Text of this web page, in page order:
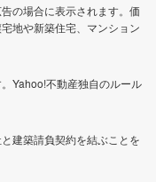
の場合に表示されます。価
地や新築住宅、マンション
Yahoo!不動産独自のルール
建築請負契約を結ぶことを